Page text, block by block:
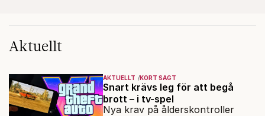
Aktuellt
AKTUELLT KORT SAGT
Snart krävs leg för att begå
brott – i tv-spel
Nya krav på ålderskontroller